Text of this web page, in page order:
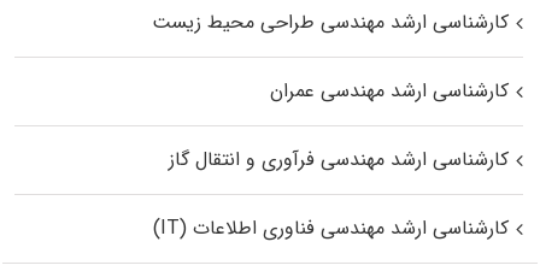
کارشناسی ارشد مهندسی طراحی محیط زیست
کارشناسی ارشد مهندسی عمران
کارشناسی ارشد مهندسی فرآوری و انتقال گاز
کارشناسی ارشد مهندسی فناوری اطلاعات (IT)